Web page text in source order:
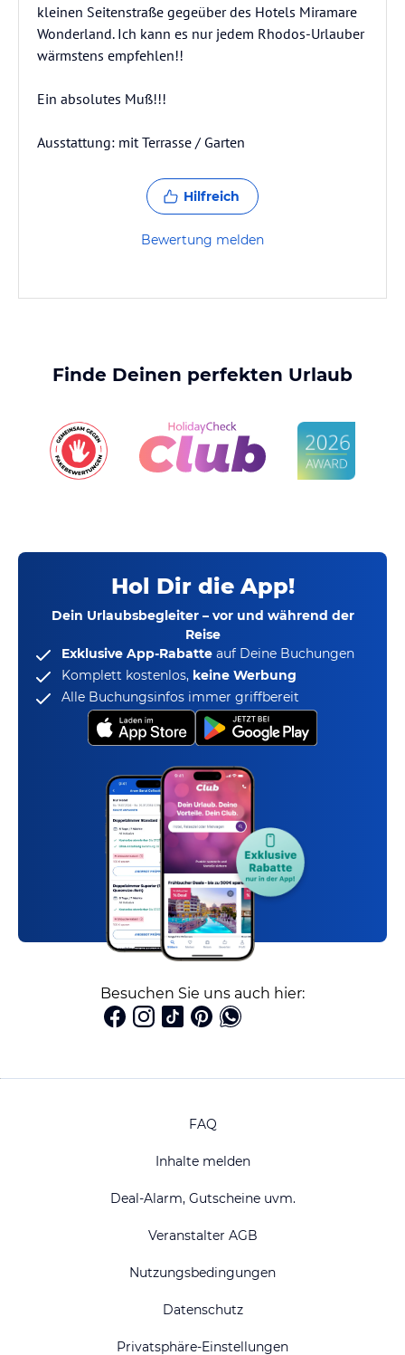
kleinen Seitenstraße gegeüber des Hotels Miramare
Wonderland. Ich kann es nur jedem Rhodos-Urlauber
wärmstens empfehlen!!
Ein absolutes Muß!!!
Ausstattung: mit Terrasse / Garten
Hilfreich
Bewertung melden
Finde Deinen perfekten Urlaub
Hol Dir die App!
Dein Urlaubsbegleiter – vor und während der
Reise
Exklusive App-Rabatte auf Deine Buchungen
Komplett kostenlos, keine Werbung
Alle Buchungsinfos immer griffbereit
Besuchen Sie uns auch hier:
FAQ
Inhalte melden
Deal-Alarm, Gutscheine uvm.
Veranstalter AGB
Nutzungsbedingungen
Datenschutz
Privatsphäre-Einstellungen